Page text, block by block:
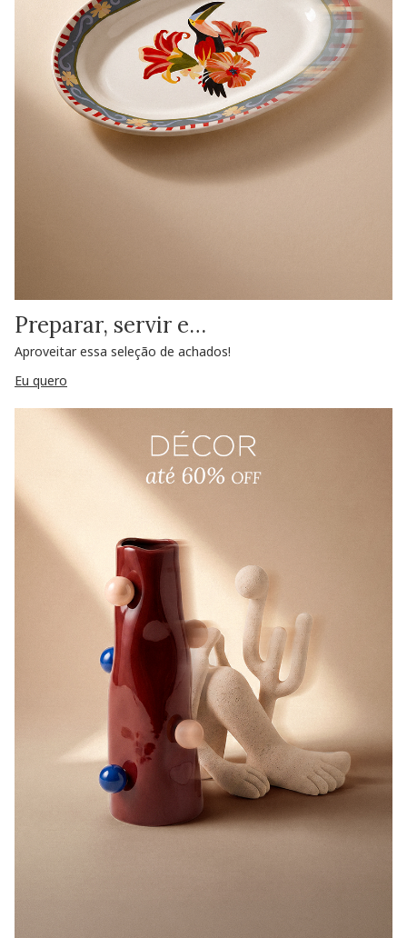
Preparar, servir e…
Aproveitar essa seleção de achados!
Eu quero